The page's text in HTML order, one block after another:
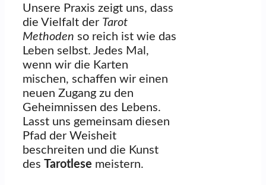
Unsere Praxis zeigt uns, dass
die Vielfalt der Tarot
Methoden so reich ist wie das
Leben selbst. Jedes Mal,
wenn wir die Karten
mischen, schaffen wir einen
neuen Zugang zu den
Geheimnissen des Lebens.
Lasst uns gemeinsam diesen
Pfad der Weisheit
beschreiten und die Kunst
des Tarotlese meistern.